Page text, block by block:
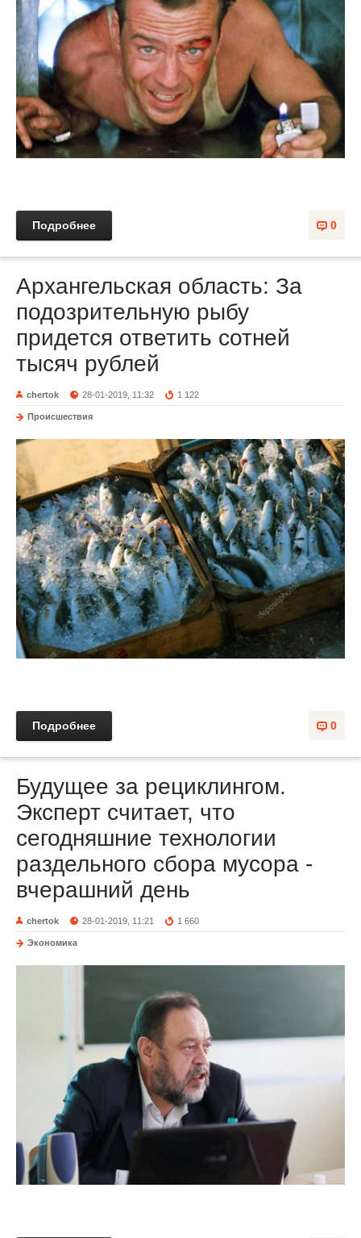
0
Подробнее
Архангельская область: За
подозрительную рыбу
придется ответить сотней
тысяч рублей
chertok 28-01-2019, 11:32 1 122
Происшествия
0
Подробнее
Будущее за рециклингом.
Эксперт считает, что
сегодняшние технологии
раздельного сбора мусора -
вчерашний день
chertok 28-01-2019, 11:21 1 660
Экономика